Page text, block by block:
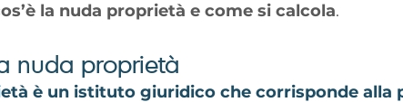
la nuda proprietà e come si calcola.
nuda proprietà
è un istituto giuridico che corrisponde alla